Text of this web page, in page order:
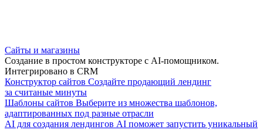
Сайты и магазины
Создание в простом конструкторе с AI-помощником.
Интегрировано в CRM
Конструктор сайтов Создайте продающий лендинг
за считаные минуты
Шаблоны сайтов Выберите из множества шаблонов,
адаптированных под разные отрасли
AI для создания лендингов AI поможет запустить уникальный